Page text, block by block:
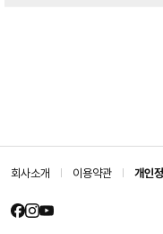
회사소개 이용약관 개인